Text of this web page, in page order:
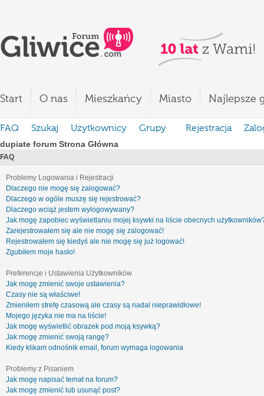
Start O nas Mieszkańcy Miasto Najlepsze
FAQ Szukaj Użytkownicy Grupy Rejestracja
dupiate forum Strona Główna
FAQ
Problemy Logowania i Rejestracji
Dlaczego nie mogę się zalogować?
Dlaczego w ogóle muszę się rejestrować?
Dlaczego wciąż jestem wylogowywany?
Jak mogę zapobiec wyświetlaniu mojej ksywki na liście obecnych
Zarejestrowałem się ale nie mogę się zalogować!
Rejestrowałem się kiedyś ale nie mogę się już logować!
Zgubiłem moje hasło!
Preferencje i Ustawienia Użytkowników
Jak mogę zmienić swoje ustawienia?
Czasy nie są właściwe!
Zmieniłem strefę czasową ale czasy są nadal nieprawidłowe!
Mojego języka nie ma na liście!
Jak mogę wyświetlić obrazek pod moją ksywką?
Jak mogę zmienić swoją rangę?
Kiedy klikam odnośnik email, forum wymaga logowania
Problemy z Pisaniem
Jak mogę napisać temat na forum?
Jak mogę zmienić lub usunąć post?